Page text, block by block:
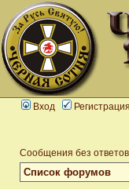
Вход Регистрация
Сообщения без ответов
Список форумов